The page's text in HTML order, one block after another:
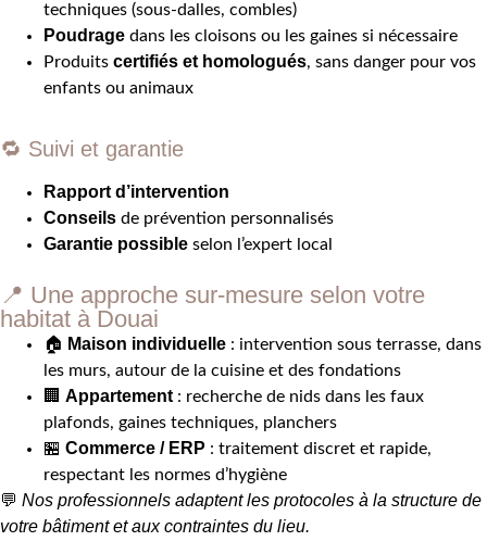
techniques (sous-dalles, combles)
Poudrage dans les cloisons ou les gaines si nécessaire
Produits certifiés et homologués, sans danger pour vos
enfants ou animaux
🔁 Suivi et garantie
Rapport d’intervention
Conseils de prévention personnalisés
Garantie possible selon l’expert local
📍 Une approche sur-mesure selon votre
habitat à Douai
🏠 Maison individuelle : intervention sous terrasse, dans
les murs, autour de la cuisine et des fondations
🏢 Appartement : recherche de nids dans les faux
plafonds, gaines techniques, planchers
🏪 Commerce / ERP : traitement discret et rapide,
respectant les normes d’hygiène
💬 Nos professionnels adaptent les protocoles à la structure de
votre bâtiment et aux contraintes du lieu.